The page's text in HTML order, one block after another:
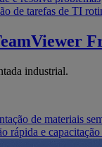
de tarefas de TI
industrial.
de materiais
rápida e